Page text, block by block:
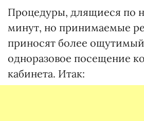
Процедуры, длящиеся по
минут, но принимаемые
приносят более ощутимый
одноразовое посещение
кабинета. Итак: